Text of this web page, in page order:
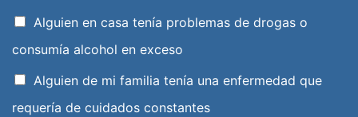
Alguien en casa tenía problemas de drogas o
consumía alcohol en exceso
Alguien de mi familia tenía una enfermedad que
requería de cuidados constantes